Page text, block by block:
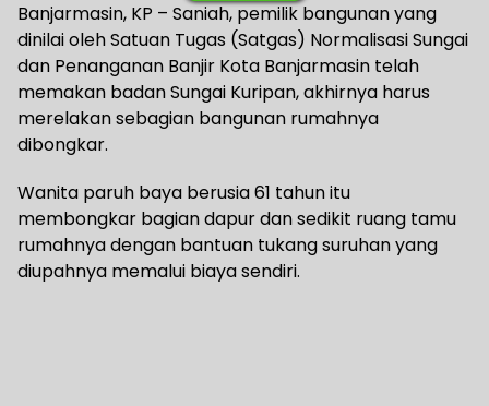
Banjarmasin, KP – Saniah, pemilik bangunan yang
dinilai oleh Satuan Tugas (Satgas) Normalisasi Sungai
dan Penanganan Banjir Kota Banjarmasin telah
memakan badan Sungai Kuripan, akhirnya harus
merelakan sebagian bangunan rumahnya
dibongkar.
Wanita paruh baya berusia 61 tahun itu
membongkar bagian dapur dan sedikit ruang tamu
rumahnya dengan bantuan tukang suruhan yang
diupahnya memalui biaya sendiri.